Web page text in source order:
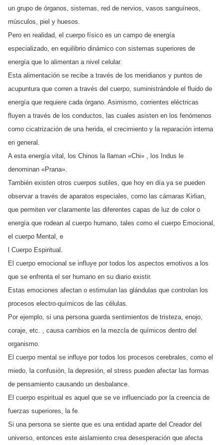
un grupo de órganos, sistemas, red de nervios, vasos sanguíneos,
músculos, piel y huesos.
Pero en realidad, el cuerpo físico es un campo de energía
especializado, en equilibrio dinámico con sistemas superiores de
energía que lo alimentan a nivel celular.
Esta alimentación se recibe a través de los meridianos y puntos de
acupuntura que corren a través del cuerpo, suministrándole el fluido de
energía que requiere cada órgano. Asimismo, corrientes eléctricas
fluyen a través de los conductos, las cuales asisten en los fenómenos
como cicatrización de una herida, el crecimiento y la reparación interna
en general.
A esta energía vital, los Chinos la llaman «Chi» , los Indus le
denominan «Prana».
También existen otros cuerpos sutiles, que hoy en día ya se pueden
observar a través de aparatos especiales, como las cámaras Kirlian,
que permiten ver claramente las diferentes capas de luz de color o
energía que rodean al cuerpo humano, tales como el cuerpo Emocional,
el cuerpo Mental, e
l Cuerpo Espiritual.
El cuerpo emocional se influye por todos los aspectos emotivos a los
que se enfrenta el ser humano en su diario existir.
Estas emociones afectan o estimulan las glándulas que controlan los
procesos electro-químicos de las células.
Por ejemplo, si una persona guarda sentimientos de tristeza, enojo,
coraje, etc. , causa cambios en la mezcla de químicos dentro del
organismo.
El cuerpo mental se influye por todos los procesos cerebrales, como el
miedo, la confusión, la depresión, el stress pueden afectar las formas
de pensamiento causando un desbalance.
El cuerpo espiritual es aquel que se ve influenciado por la creencia de
fuerzas superiores, la fe.
Si una persona se siente que es una entidad aparte del Creador del
universo, entonces este aislamiento crea desesperación que afecta